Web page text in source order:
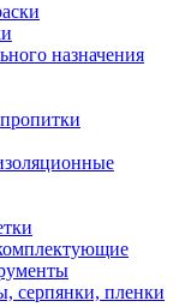
назначения
серпянки, пленки